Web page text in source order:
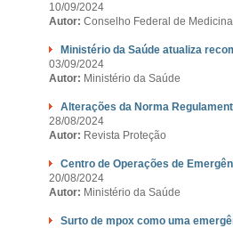
10/09/2024
Autor: Conselho Federal de
Ministério da Saúde atualiza
03/09/2024
Autor: Ministério da Saúde
Alterações da Norma
28/08/2024
Autor: Revista Proteção
Centro de Operações de
20/08/2024
Autor: Ministério da Saúde
Surto de mpox como uma